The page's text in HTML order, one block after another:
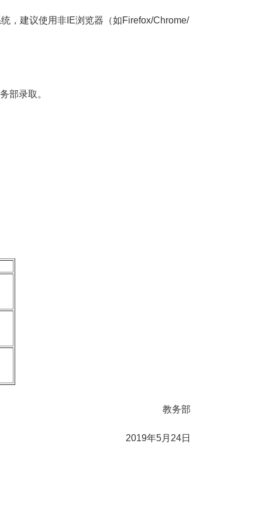
，建议使用非 IE浏览器（如Firefox/Chrome/
部录取。
教务部
2019年5月 24日